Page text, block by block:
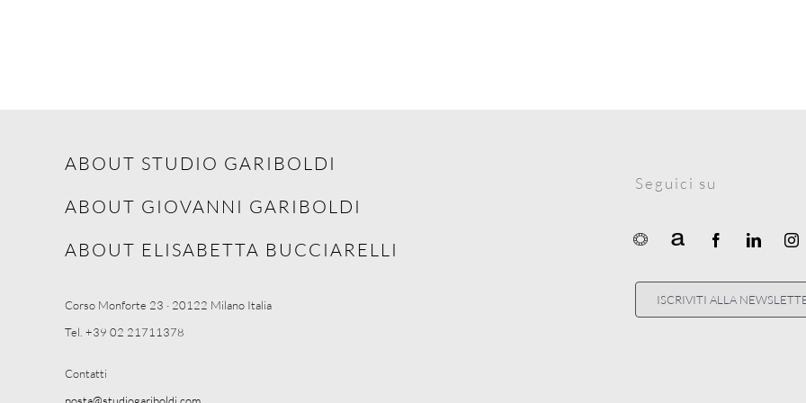
ABOUT STUDIO GARIBOLDI
ABOUT GIOVANNI GARIBOLDI
ABOUT ELISABETTA BUCCIARELLI
Corso Monforte 23 · 20122 Milano Italia
Tel. +39 02 21711378
Contatti
posta@studiogariboldi.com
Seguici su
ISCRIVITI ALLA